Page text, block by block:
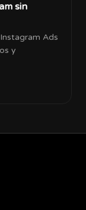
sin
Ads
y